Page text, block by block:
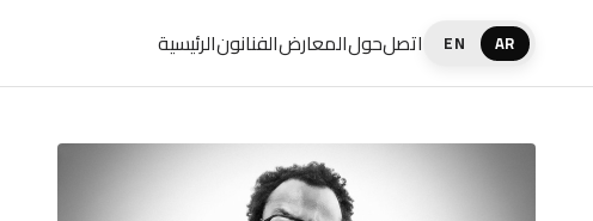
الرئيسيةالفنانونالمعارضحولاتصل EN AR